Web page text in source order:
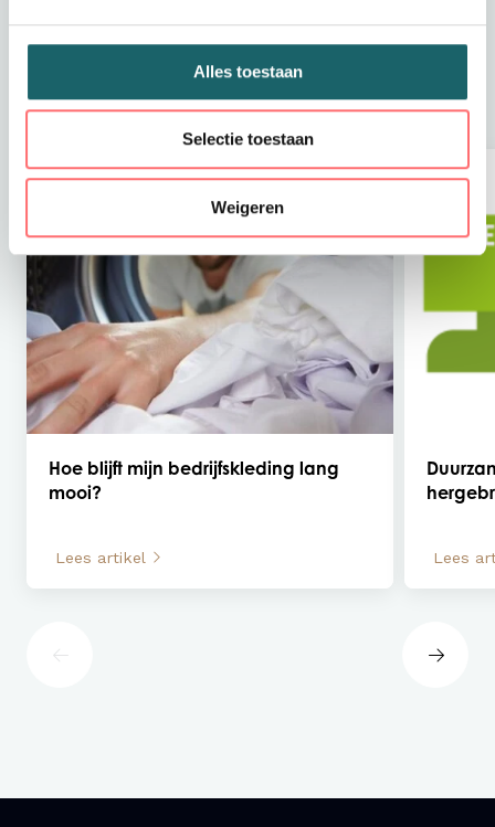
Alles toestaan
Selectie toestaan
Weigeren
Lees het laatste nieuws.
Hoe blijft mijn bedrijfskleding lang
mooi?
Lees artikel Lees